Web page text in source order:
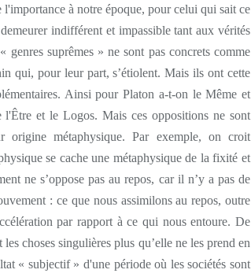
à notre époque, pour celui qui sait ce
indifférent et impassible tant aux vérités
genres suprêmes » ne sont pas concrets comme
qui, pour leur part, s’étiolent. Mais ils ont cette
Ainsi pour Platon a-t-on le Même et
et le Logos. Mais ces oppositions ne sont
origine métaphysique. Par exemple, on croit
se cache une métaphysique de la fixité et
ne s’oppose pas au repos, car il n’y a pas de
: ce que nous assimilons au repos, outre
par rapport à ce qui nous entoure. De
choses singulières plus qu’elle ne les prend en
« subjectif » d'une période où les sociétés sont